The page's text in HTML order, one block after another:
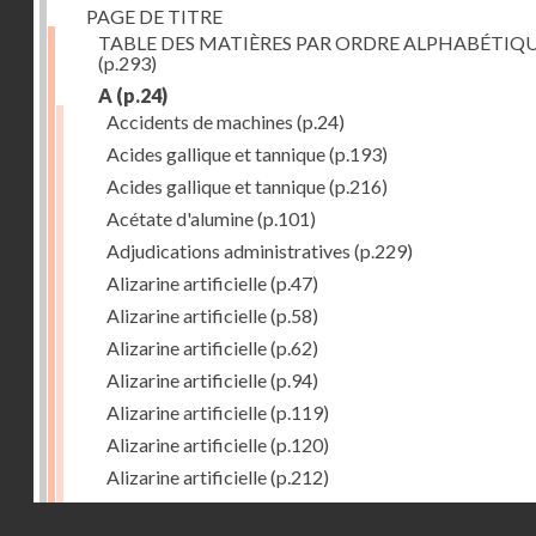
PAGE DE TITRE
TABLE DES MATIÈRES PAR ORDRE
(p.293)
A (p.24)
Accidents de machines (p.24)
Acides gallique et tannique(p.193)
Acides gallique et tannique(p.216)
Acétate d'alumine(p.101)
Adjudications administratives (p.229)
Alizarine artificielle(p.47)
Alizarine artificielle(p.58)
Alizarine artificielle(p.62)
Alizarine artificielle(p.94)
Alizarine artificielle(p.119)
Alizarine artificielle(p.120)
Alizarine artificielle(p.212)
Alizarine artificielle(p.256)